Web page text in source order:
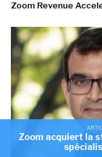
Zoom acquiert la
Zoom Revenue